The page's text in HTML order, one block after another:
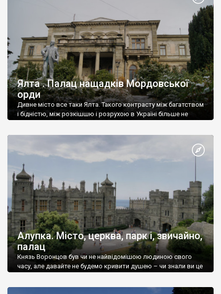
Ялта . Палац нащадків Мордовської
орди
Дивне місто все таки Ялта. Такого контрасту між багатством
і бідністю, між розкішшю і розрухою в Україні більше не
Алупка. Місто, церква, парк і, звичайно,
палац
Князь Воронцов був чи не найвідомішою людиною свого
часу, але давайте не будемо кривити душею – чи знали ви це